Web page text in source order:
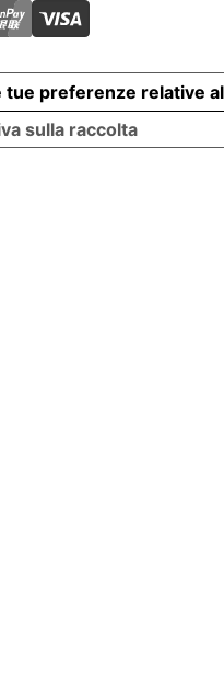
sulla raccolta
tue preferenze relative